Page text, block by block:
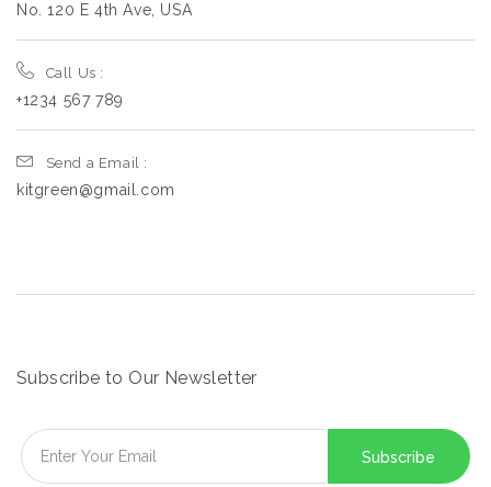
No. 120 E 4th Ave, USA
Call Us :
+1234 567 789
Send a Email :
kitgreen@gmail.com
Subscribe to Our Newsletter